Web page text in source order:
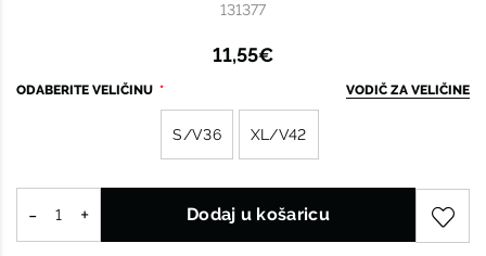
131377
11,55€
ODABERITE VELIČINU VODIČ ZA VELIČINE
S/V36 XL/V42
Dodaj u košaricu